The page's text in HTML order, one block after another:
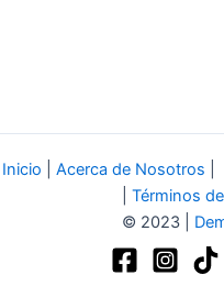
Inicio Acerca de Nosotros
Términos
© 2023 |